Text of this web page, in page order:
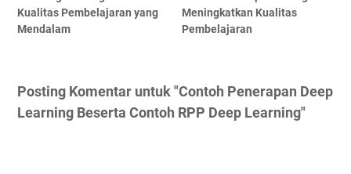
Kualitas Pembelajaran yang
Mendalam
Meningkatkan Kualitas
Pembelajaran
Posting Komentar untuk "Contoh Penerapan Deep
Learning Beserta Contoh RPP Deep Learning"